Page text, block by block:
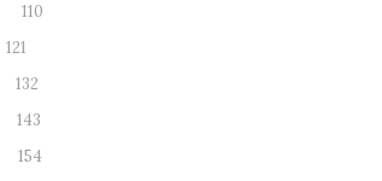
110
121
132
143
154